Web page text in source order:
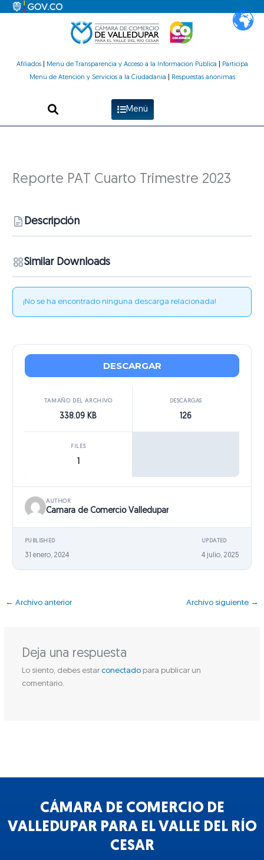
Afiliados| Menú de Transparencia y Acceso a la Información Pública
Participa
Menú de Atención y Servicios a la Ciudadanía
Respuestas anónimas
Menú
Reporte PAT Cuarto Trimestre 2023
Descripción
Similar Downloads
¡No se ha encontrado ninguna descarga relacionada!
DESCARGAR
TAMAÑO DEL ARCHIVO
338.09 KB
DESCARGAS
126
FILES
AUTHOR
Camara de Comercio Valledupar
PUBLISHED
31 enero, 2024
UPDATED
4 julio, 2025
← Archivo anterior Archivo siguiente →
Deja una respuesta
Lo siento, debes estar conectadopara publicar un
comentario.
CÁMARA DE COMERCIO DE
VALLEDUPAR PARA EL VALLE DEL RÍO
CESAR